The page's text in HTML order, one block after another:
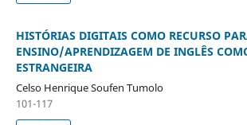
HISTÓRIAS DIGITAIS COMO RECURSO
ENSINO/APRENDIZAGEM DE INGLÊS
ESTRANGEIRA
Celso Henrique Soufen Tumolo
101-117